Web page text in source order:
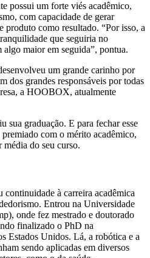
possui um forte viés acadêmico,
com capacidade de gerar
produto como resultado. “Por isso, a
que seguiria no
maior em seguida”, pontua.
um grande carinho por
dos grandes responsáveis por todas
a HOOBOX, atualmente
sua graduação. E para fechar esse
com o mérito acadêmico,
do seu curso.
continuidade à carreira acadêmica
Entrou na Universidade
onde fez mestrado e doutorado
finalizado o PhD na
Estados Unidos. Lá, a robótica e a
sendo aplicadas em diversos